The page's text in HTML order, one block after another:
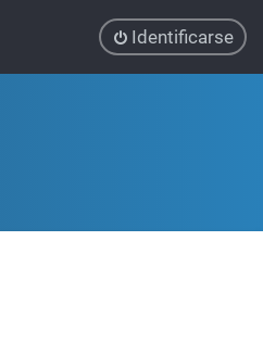
Identificarse